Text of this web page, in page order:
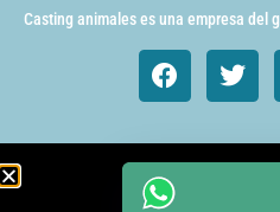
Casting animales es una empresa del
Animales